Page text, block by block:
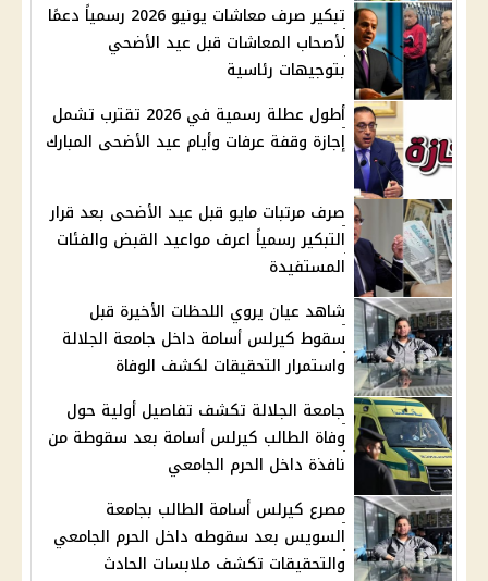
تبكير صرف معاشات يونيو 2026 رسمياً دعمًا
لأصحاب المعاشات قبل عيد الأضحي
بتوجيهات رئاسية
أطول عطلة رسمية في 2026 تقترب تشمل
إجازة وقفة عرفات وأيام عيد الأضحى المبارك
صرف مرتبات مايو قبل عيد الأضحى بعد قرار
التبكير رسمياً اعرف مواعيد القبض والفئات
المستفيدة
شاهد عيان يروي اللحظات الأخيرة قبل
سقوط كيرلس أسامة داخل جامعة الجلالة
واستمرار التحقيقات لكشف الوفاة
جامعة الجلالة تكشف تفاصيل أولية حول
وفاة الطالب كيرلس أسامة بعد سقوطة من
نافذة داخل الحرم الجامعي
مصرع كيرلس أسامة الطالب بجامعة
السويس بعد سقوطه داخل الحرم الجامعي
والتحقيقات تكشف ملابسات الحادث